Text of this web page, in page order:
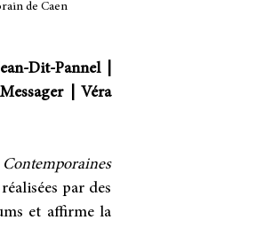
de Caen
Dit-Pannel |
| Véra
Contemporaines
par des
et affirme la